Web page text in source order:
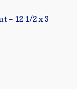
– 12 1/2 x 3